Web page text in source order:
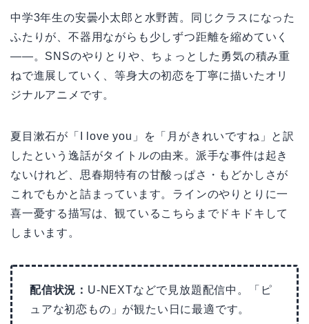
中学3年生の安曇小太郎と水野茜。同じクラスになった
ふたりが、不器用ながらも少しずつ距離を縮めていく
——。SNSのやりとりや、ちょっとした勇気の積み重
ねで進展していく、等身大の初恋を丁寧に描いたオリ
ジナルアニメです。
夏目漱石が「I love you」を「月がきれいですね」と訳
したという逸話がタイトルの由来。派手な事件は起き
ないけれど、思春期特有の甘酸っぱさ・もどかしさが
これでもかと詰まっています。ラインのやりとりに一
喜一憂する描写は、観ているこちらまでドキドキして
しまいます。
配信状況： U-NEXTなどで見放題配信中。「ピ
ュアな初恋もの」が観たい日に最適です。